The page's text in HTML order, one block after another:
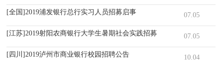
[全国]2019浦发银行总行实习人员招募启事 07.05
[江苏]2019射阳农商银行大学生暑期社会实践招募 07.05
[四川]2019泸州市商业银行校园招聘公告 10.04